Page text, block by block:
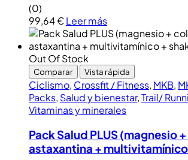
(0)
99,64€Leer más
Out Of Stock
Comparar Vista rápida
Ciclismo, Crossfit / Fitness, MKB,
Packs, Salud y bienestar,Trail/
Vitaminas y minerales
Pack Salud PLUS (magnesio
astaxantina +